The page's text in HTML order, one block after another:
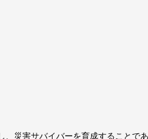
災害サバイバーを育成することで